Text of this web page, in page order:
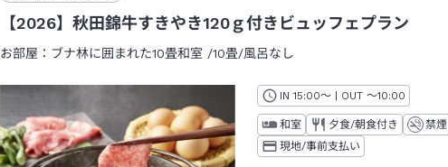
【2026】秋田錦牛すきやき120ｇ付きビュッフェプラン
お部屋： ブナ林に囲まれた10畳和室 /10畳/風呂なし
IN チェックイン
15:00～ | OUT チェックアウト
～10:00
和室 夕食/朝食付き
禁煙
現地/事前支払い